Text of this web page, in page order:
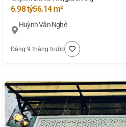
6.98 tỷ56.14 m²
Huỳnh Văn Nghệ
Đăng 9 tháng trước